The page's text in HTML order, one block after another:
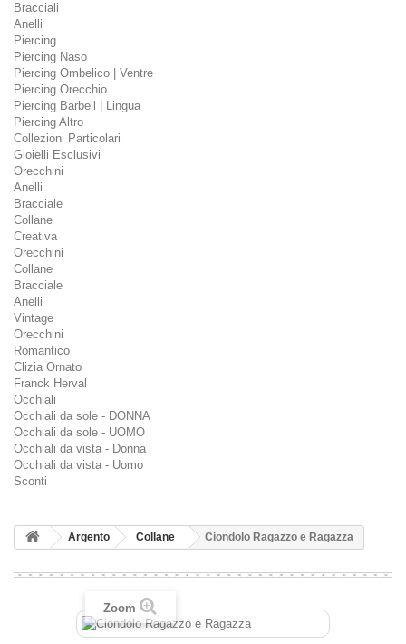
Bracciali
Anelli
Piercing
Piercing Naso
Piercing Ombelico | Ventre
Piercing Orecchio
Piercing Barbell | Lingua
Piercing Altro
Collezioni Particolari
Gioielli Esclusivi
Orecchini
Anelli
Bracciale
Collane
Creativa
Orecchini
Collane
Bracciale
Anelli
Vintage
Orecchini
Romantico
Clizia Ornato
Franck Herval
Occhiali
Occhiali da sole - DONNA
Occhiali da sole - UOMO
Occhiali da vista - Donna
Occhiali da vista - Uomo
Sconti
Argento Collane Ciondolo Ragazzo e Ragazza
Zoom